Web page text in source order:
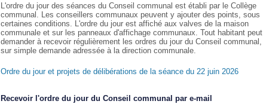
L'ordre du jour des séances du Conseil communal est établi par le Collège
communal. Les conseillers communaux peuvent y ajouter des points, sous
certaines conditions. L'ordre du jour est affiché aux valves de la maison
communale et sur les panneaux d'affichage communaux. Tout habitant peut
demander à recevoir régulièrement les ordres du jour du Conseil communal,
sur simple demande adressée à la direction communale.
Ordre du jour et projets de délibérations de la séance du 22 juin 2026
Recevoir l'ordre du jour du Conseil communal par e-mail